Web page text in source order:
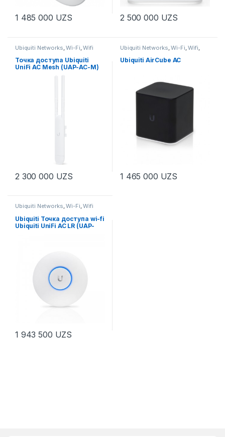
1 485 000 UZS 2 500 000 UZS
Ubiquiti Networks,Wi-Fi,Wifi
Точка доступа Ubiquiti
UniFi AC Mesh (UAP-AC-M)
2 300 000 UZS
Ubiquiti Networks,Wi-Fi,Wifi,
Роутеры
Ubiquiti AirCube AC
1 465 000 UZS
Ubiquiti Networks,Wi-Fi,Wifi
Ubiquiti Точка доступа wi-fi
Ubiquiti UniFi AC LR (UAP-
1 943 500 UZS